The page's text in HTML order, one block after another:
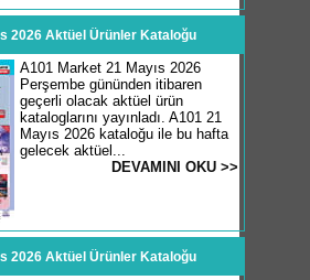
2026 Aktüel Ürünler Kataloğu
A101 Market 21 Mayıs 2026
Perşembe gününden itibaren
geçerli olacak aktüel ürün
kataloglarını yayınladı. A101 21
Mayıs 2026 kataloğu ile bu hafta
gelecek aktüel...
DEVAMINI OKU >>
2026 Aktüel Ürünler Kataloğu